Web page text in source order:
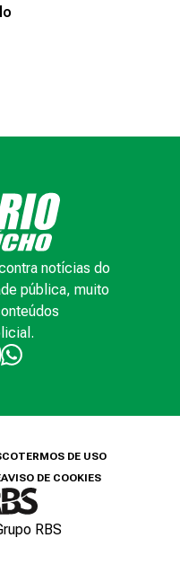
notícias do
pública, muito
TERMOS DE USO
AVISO DE COOKIES
RBS